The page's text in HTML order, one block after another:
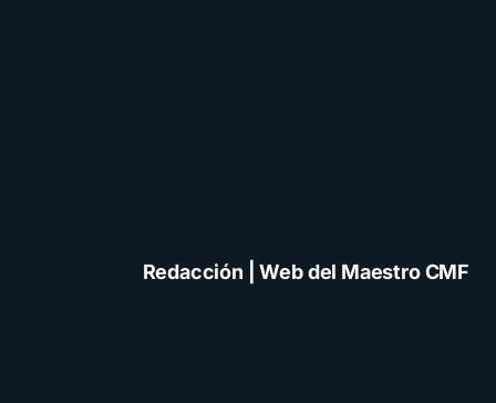
Redacción | Web del Maestro CMF